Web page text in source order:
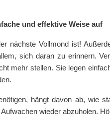
und effektive Weise auf
nächste Vollmond ist!
sich daran zu erinnern.
mehr stellen. Sie legen
hängt davon ab, wie
wieder abzuholen.